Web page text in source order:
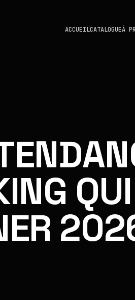
ACCUEILCATALOGUEÀ